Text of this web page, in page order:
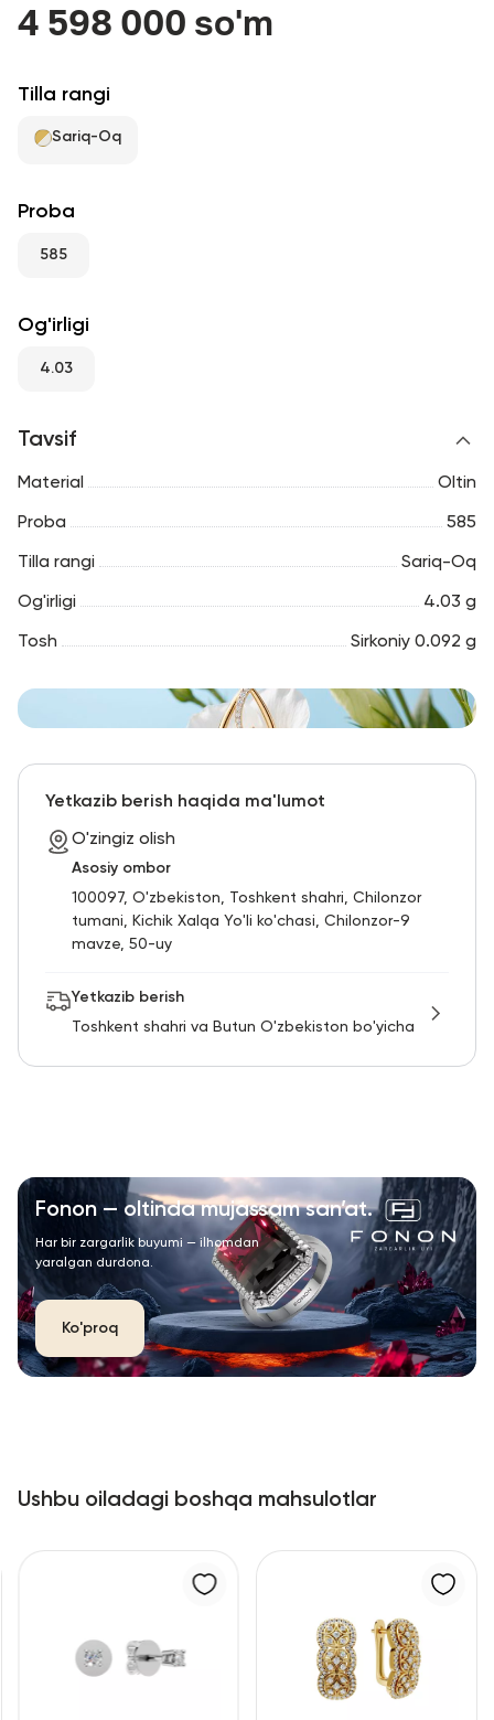
Sevimli
RU
4 598 000 so'm
Tilla rangi
Sariq-Oq
Proba
585
Og'irligi
4.03
Tavsif
Material Oltin
Proba 585
Tilla rangi Sariq-Oq
Og'irligi 4.03 g
Tosh Sirkoniy 0.092 g
Yetkazib berish haqida ma'lumot
O'zingiz olish
Asosiy ombor
100097, O'zbekiston, Toshkent shahri, Chilonzor
tumani, Kichik Xalqa Yo'li ko'chasi, Chilonzor-9
mavze, 50-uy
Yetkazib berish
Toshkent shahri va Butun O'zbekiston bo'yicha
Fonon — oltinda mujassam san’at.
Har bir zargarlik buyumi — ilhomdan
yaralgan durdona.
Ko'proq
Ushbu oiladagi boshqa mahsulotlar